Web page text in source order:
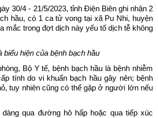
30/4 - 21/5/2023, tỉnh Điện Biên ghi nhận 2
hầu, có 1 ca tử vong tại xã Pu Nhi, huyện
mắc trong đợt dịch này yếu tố dịch tễ không
hiện của bệnh bạch hầu
Bộ Y tế, bệnh bạch hầu là bệnh nhiễm
tính do vi khuẩn bạch hầu gây nên; bệnh
tuy nhiên cũng có thể gặp ở người lớn nếu
dàng qua đường hô hấp hoặc qua tiếp xúc